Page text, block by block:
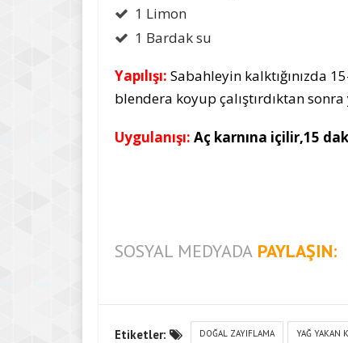
1 Limon
1 Bardak su
Yapılışı: Sabahleyin kalktığınızda
blendera koyup çalıştırdıktan
Uygulanışı: Aç karnına içilir,15
SOSYAL MEDYADA PAYLAŞIN:
Etiketler: DOĞAL ZAYIFLAMA YAĞ YAKAN